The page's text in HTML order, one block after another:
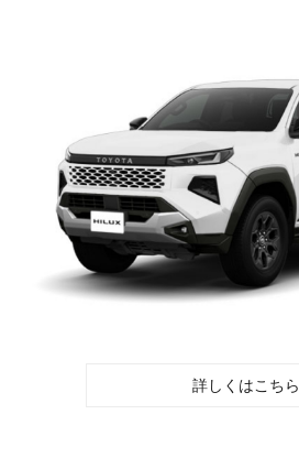
詳しくはこちら